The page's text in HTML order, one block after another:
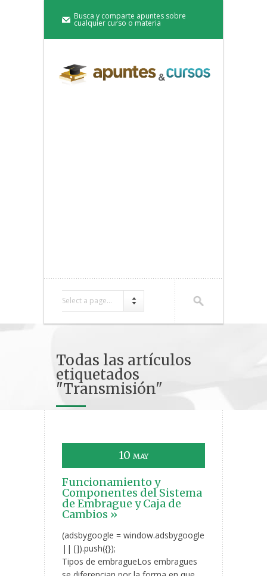
Busca y comparte apuntes sobre
cualquier curso o materia
Select a page...
Todas las artículos
etiquetados
"Transmisión"
10 MAY
Funcionamiento y
Componentes del Sistema
de Embrague y Caja de
Cambios »
(adsbygoogle = window.adsbygoogle
|| []).push({});
Tipos de embragueLos embragues